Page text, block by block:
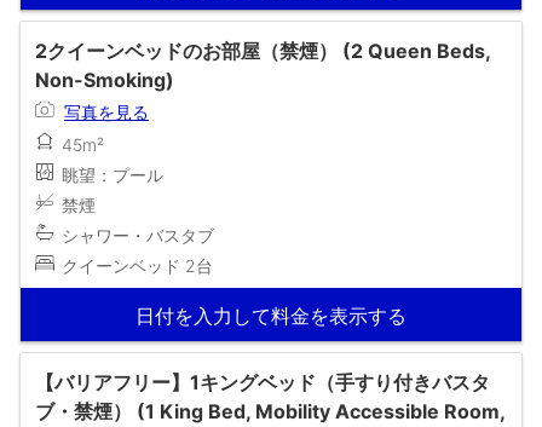
2クイーンベッドのお部屋（禁煙） (2 Queen Beds,
Non-Smoking)
写真を見る
45m²
眺望：プール
禁煙
シャワー・バスタブ
クイーンベッド 2台
日付を入力して料金を表示する
【バリアフリー】1キングベッド（手すり付きバスタ
ブ・禁煙） (1 King Bed, Mobility Accessible Room,